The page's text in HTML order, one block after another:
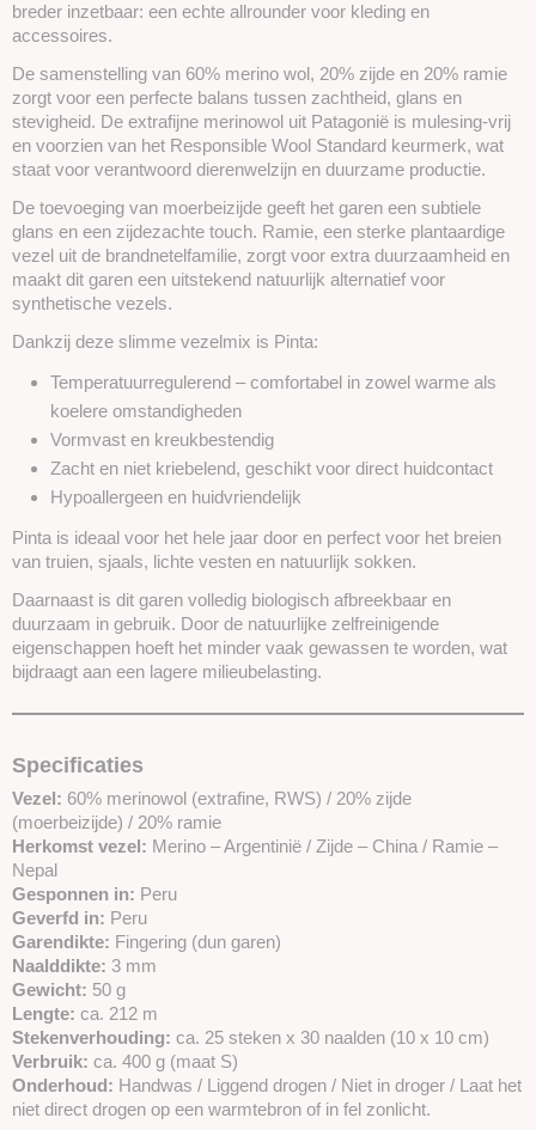
breder inzetbaar: een echte allrounder voor kleding en
accessoires.
De samenstelling van 60% merino wol, 20% zijde en 20% ramie
zorgt voor een perfecte balans tussen zachtheid, glans en
stevigheid. De extrafijne merinowol uit Patagonië is mulesing-vrij
en voorzien van het Responsible Wool Standard keurmerk, wat
staat voor verantwoord dierenwelzijn en duurzame productie.
De toevoeging van moerbeizijde geeft het garen een subtiele
glans en een zijdezachte touch. Ramie, een sterke plantaardige
vezel uit de brandnetelfamilie, zorgt voor extra duurzaamheid en
maakt dit garen een uitstekend natuurlijk alternatief voor
synthetische vezels.
Dankzij deze slimme vezelmix is Pinta:
Temperatuurregulerend – comfortabel in zowel warme als
koelere omstandigheden
Vormvast en kreukbestendig
Zacht en niet kriebelend, geschikt voor direct huidcontact
Hypoallergeen en huidvriendelijk
Pinta is ideaal voor het hele jaar door en perfect voor het breien
van truien, sjaals, lichte vesten en natuurlijk sokken.
Daarnaast is dit garen volledig biologisch afbreekbaar en
duurzaam in gebruik. Door de natuurlijke zelfreinigende
eigenschappen hoeft het minder vaak gewassen te worden, wat
bijdraagt aan een lagere milieubelasting.
Specificaties
Vezel: 60% merinowol (extrafine, RWS) / 20% zijde
(moerbeizijde) / 20% ramie
Herkomst vezel: Merino – Argentinië / Zijde – China / Ramie –
Nepal
Gesponnen in: Peru
Geverfd in: Peru
Garendikte: Fingering (dun garen)
Naalddikte: 3 mm
Gewicht: 50 g
Lengte: ca. 212 m
Stekenverhouding: ca. 25 steken x 30 naalden (10 x 10 cm)
Verbruik: ca. 400 g (maat S)
Onderhoud: Handwas / Liggend drogen / Niet in droger / Laat het
niet direct drogen op een warmtebron of in fel zonlicht.